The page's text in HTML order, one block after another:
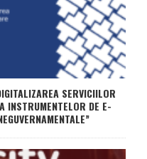
SERVICIILOR
INSTRUMENTELOR DE E-